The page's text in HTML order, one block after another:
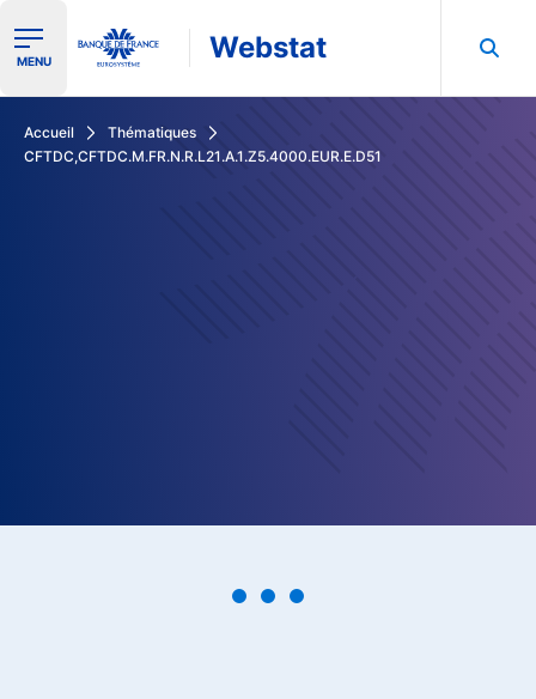
Ouvrir le menu de navigation
MENU Webstat
Accueil
Thématiques
CFTDC,CFTDC.M.FR.N.R.L21.A.1.Z5.4000.EUR.E.D51